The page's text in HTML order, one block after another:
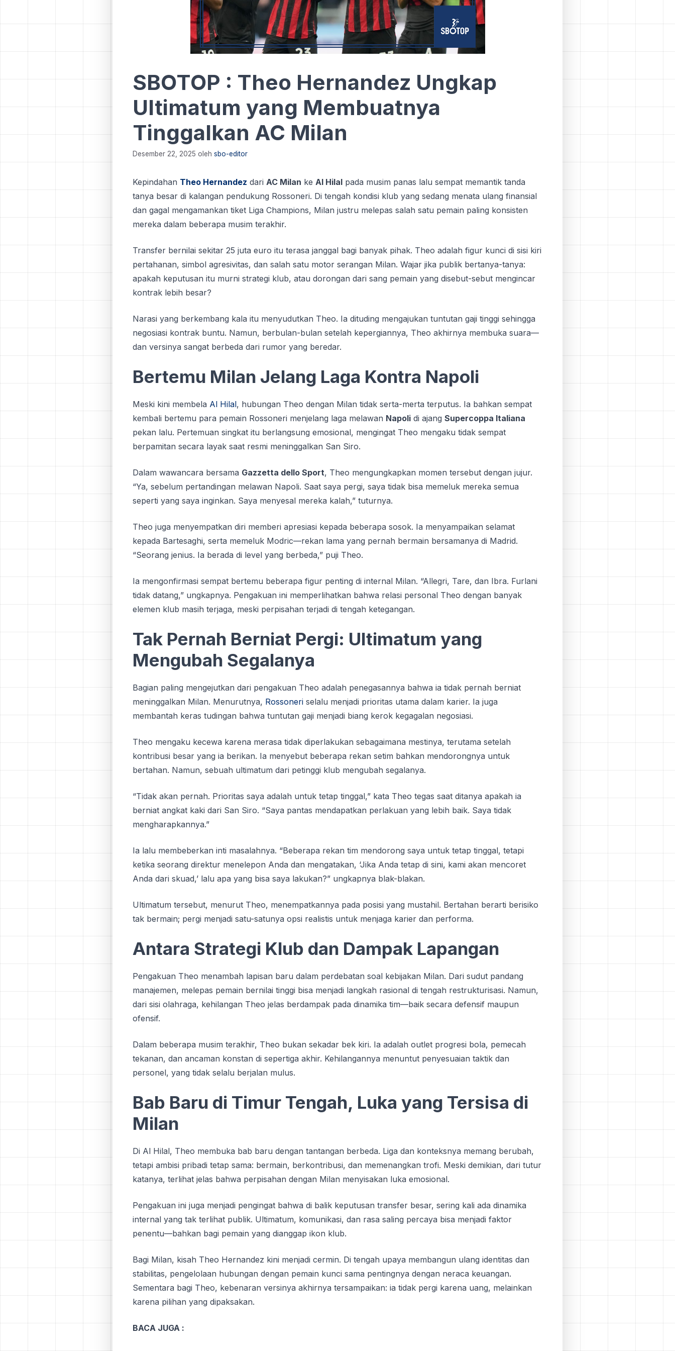
SBOTOP : Theo Hernandez Ungkap
Ultimatum yang Membuatnya
Tinggalkan AC Milan
Desember 22, 2025 oleh sbo-editor
Kepindahan Theo Hernandez dari AC Milan ke Al Hilal pada musim panas lalu sempat memantik tanda
tanya besar di kalangan pendukung Rossoneri. Di tengah kondisi klub yang sedang menata ulang finansial
dan gagal mengamankan tiket Liga Champions, Milan justru melepas salah satu pemain paling konsisten
mereka dalam beberapa musim terakhir.
Transfer bernilai sekitar 25 juta euro itu terasa janggal bagi banyak pihak. Theo adalah figur kunci di sisi kiri
pertahanan, simbol agresivitas, dan salah satu motor serangan Milan. Wajar jika publik bertanya-tanya:
apakah keputusan itu murni strategi klub, atau dorongan dari sang pemain yang disebut-sebut mengincar
kontrak lebih besar?
Narasi yang berkembang kala itu menyudutkan Theo. Ia dituding mengajukan tuntutan gaji tinggi sehingga
negosiasi kontrak buntu. Namun, berbulan-bulan setelah kepergiannya, Theo akhirnya membuka suara—
dan versinya sangat berbeda dari rumor yang beredar.
Bertemu Milan Jelang Laga Kontra Napoli
Meski kini membela Al Hilal, hubungan Theo dengan Milan tidak serta-merta terputus. Ia bahkan sempat
kembali bertemu para pemain Rossoneri menjelang laga melawan Napoli di ajang Supercoppa Italiana
pekan lalu. Pertemuan singkat itu berlangsung emosional, mengingat Theo mengaku tidak sempat
berpamitan secara layak saat resmi meninggalkan San Siro.
Dalam wawancara bersama Gazzetta dello Sport, Theo mengungkapkan momen tersebut dengan jujur.
“Ya, sebelum pertandingan melawan Napoli. Saat saya pergi, saya tidak bisa memeluk mereka semua
seperti yang saya inginkan. Saya menyesal mereka kalah,” tuturnya.
Theo juga menyempatkan diri memberi apresiasi kepada beberapa sosok. Ia menyampaikan selamat
kepada Bartesaghi, serta memeluk Modric—rekan lama yang pernah bermain bersamanya di Madrid.
“Seorang jenius. Ia berada di level yang berbeda,” puji Theo.
Ia mengonfirmasi sempat bertemu beberapa figur penting di internal Milan. “Allegri, Tare, dan Ibra. Furlani
tidak datang,” ungkapnya. Pengakuan ini memperlihatkan bahwa relasi personal Theo dengan banyak
elemen klub masih terjaga, meski perpisahan terjadi di tengah ketegangan.
Tak Pernah Berniat Pergi: Ultimatum yang
Mengubah Segalanya
Bagian paling mengejutkan dari pengakuan Theo adalah penegasannya bahwa ia tidak pernah berniat
meninggalkan Milan. Menurutnya, Rossoneri selalu menjadi prioritas utama dalam karier. Ia juga
membantah keras tudingan bahwa tuntutan gaji menjadi biang kerok kegagalan negosiasi.
Theo mengaku kecewa karena merasa tidak diperlakukan sebagaimana mestinya, terutama setelah
kontribusi besar yang ia berikan. Ia menyebut beberapa rekan setim bahkan mendorongnya untuk
bertahan. Namun, sebuah ultimatum dari petinggi klub mengubah segalanya.
“Tidak akan pernah. Prioritas saya adalah untuk tetap tinggal,” kata Theo tegas saat ditanya apakah ia
berniat angkat kaki dari San Siro. “Saya pantas mendapatkan perlakuan yang lebih baik. Saya tidak
mengharapkannya.”
Ia lalu membeberkan inti masalahnya. “Beberapa rekan tim mendorong saya untuk tetap tinggal, tetapi
ketika seorang direktur menelepon Anda dan mengatakan, ‘Jika Anda tetap di sini, kami akan mencoret
Anda dari skuad,’ lalu apa yang bisa saya lakukan?” ungkapnya blak-blakan.
Ultimatum tersebut, menurut Theo, menempatkannya pada posisi yang mustahil. Bertahan berarti berisiko
tak bermain; pergi menjadi satu-satunya opsi realistis untuk menjaga karier dan performa.
Antara Strategi Klub dan Dampak Lapangan
Pengakuan Theo menambah lapisan baru dalam perdebatan soal kebijakan Milan. Dari sudut pandang
manajemen, melepas pemain bernilai tinggi bisa menjadi langkah rasional di tengah restrukturisasi. Namun,
dari sisi olahraga, kehilangan Theo jelas berdampak pada dinamika tim—baik secara defensif maupun
ofensif.
Dalam beberapa musim terakhir, Theo bukan sekadar bek kiri. Ia adalah outlet progresi bola, pemecah
tekanan, dan ancaman konstan di sepertiga akhir. Kehilangannya menuntut penyesuaian taktik dan
personel, yang tidak selalu berjalan mulus.
Bab Baru di Timur Tengah, Luka yang Tersisa di
Milan
Di Al Hilal, Theo membuka bab baru dengan tantangan berbeda. Liga dan konteksnya memang berubah,
tetapi ambisi pribadi tetap sama: bermain, berkontribusi, dan memenangkan trofi. Meski demikian, dari tutur
katanya, terlihat jelas bahwa perpisahan dengan Milan menyisakan luka emosional.
Pengakuan ini juga menjadi pengingat bahwa di balik keputusan transfer besar, sering kali ada dinamika
internal yang tak terlihat publik. Ultimatum, komunikasi, dan rasa saling percaya bisa menjadi faktor
penentu—bahkan bagi pemain yang dianggap ikon klub.
Bagi Milan, kisah Theo Hernandez kini menjadi cermin. Di tengah upaya membangun ulang identitas dan
stabilitas, pengelolaan hubungan dengan pemain kunci sama pentingnya dengan neraca keuangan.
Sementara bagi Theo, kebenaran versinya akhirnya tersampaikan: ia tidak pergi karena uang, melainkan
karena pilihan yang dipaksakan.
BACA JUGA :